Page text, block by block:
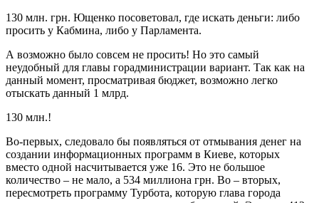
130 млн. грн. Ющенко посоветовал, где искать деньги: либо
просить у Кабмина, либо у Парламента.
А возможно было совсем не просить! Но это самый
неудобный для главы горадминистрации вариант. Так как на
данный момент, просматривая бюджет, возможно легко
отыскать данный 1 млрд.
130 млн.!
Во-первых, следовало бы появляться от отмывания денег на
создании информационных программ в Киеве, которых
вместо одной насчитывается уже 16. Это не большое
количество – не мало, а 534 миллиона грн. Во – вторых,
пересмотреть программу Турбота, которую глава города